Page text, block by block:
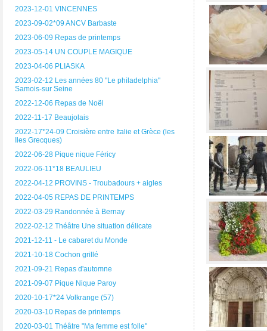
2023-12-01 VINCENNES
2023-09-02*09 ANCV Barbaste
2023-06-09 Repas de printemps
2023-05-14 UN COUPLE MAGIQUE
2023-04-06 PLIASKA
2023-02-12 Les années 80 "Le philadelphia"
Samois-sur Seine
2022-12-06 Repas de Noël
2022-11-17 Beaujolais
2022-17*24-09 Croisière entre Italie et Grèce (les
Iles Grecques)
2022-06-28 Pique nique Féricy
2022-06-11*18 BEAULIEU
2022-04-12 PROVINS - Troubadours + aigles
2022-04-05 REPAS DE PRINTEMPS
2022-03-29 Randonnée à Bernay
2022-02-12 Théâtre Une situation délicate
2021-12-11 - Le cabaret du Monde
2021-10-18 Cochon grillé
2021-09-21 Repas d'automne
2021-09-07 Pique Nique Paroy
2020-10-17*24 Volkrange (57)
2020-03-10 Repas de printemps
2020-03-01 Théâtre "Ma femme est folle"